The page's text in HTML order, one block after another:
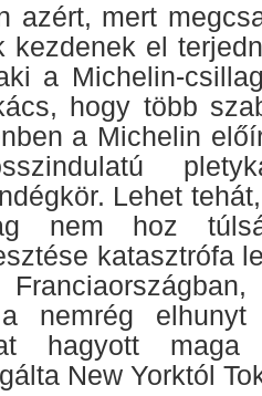
azért, mert
kezdenek el
a Michelin-
hogy több
a Michelin
Lehet
nem hoz
katasztrófa
nemrég
hagyott
New Yorktól